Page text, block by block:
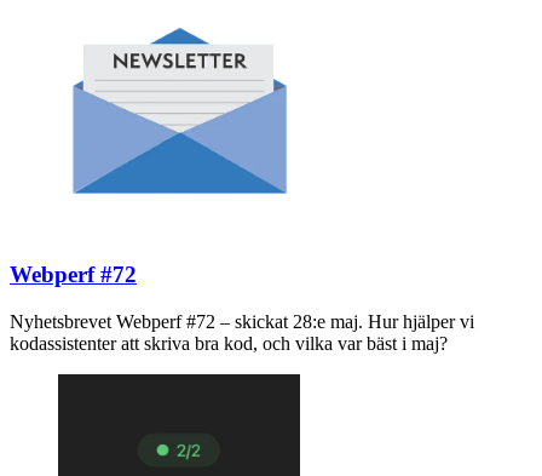
Webperf #72
Nyhetsbrevet Webperf #72 – skickat 28:e maj. Hur hjälper vi
kodassistenter att skriva bra kod, och vilka var bäst i maj?